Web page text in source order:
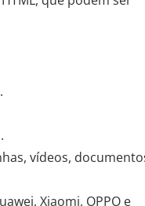
.
vídeos,
Xiaomi, OPPO e